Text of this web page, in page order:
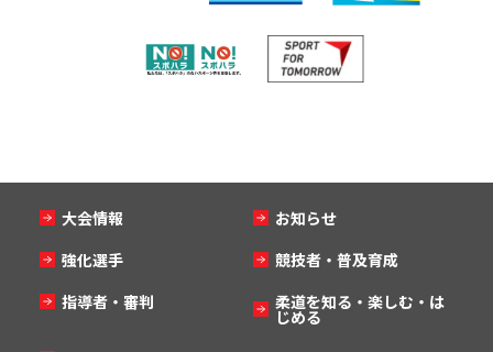
大会情報
お知らせ
強化選手
競技者・普及育成
指導者・審判
柔道を知る・楽しむ・は
じめる